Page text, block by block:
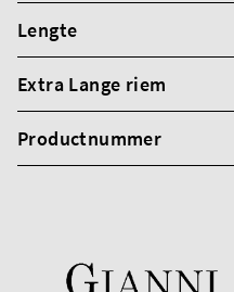
Lengte
Extra Lange riem
Productnummer